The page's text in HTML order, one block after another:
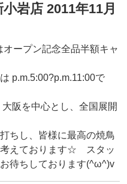
岩店 2011年11月
ープン記念全品半額キャ
p.m.5:00?p.m.11:00で
阪を中心とし、全国展開
ちし、皆様に最高の焼鳥
考えております☆ スタッ
待ちしております(^ω^)v